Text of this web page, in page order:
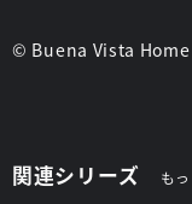
© Buena Vista
関連シリーズ も